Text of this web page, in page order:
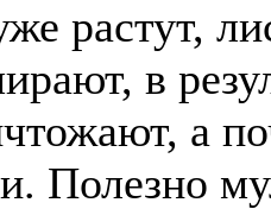
растут,
в
а
Полезно